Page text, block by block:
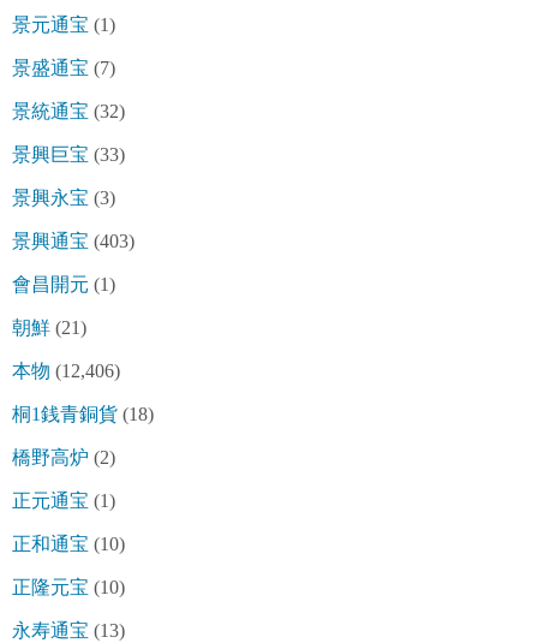
景元通宝 (1)
景盛通宝 (7)
景統通宝 (32)
景興巨宝 (33)
景興永宝 (3)
景興通宝 (403)
會昌開元 (1)
朝鮮 (21)
本物 (12,406)
桐1銭青銅貨 (18)
橋野高炉 (2)
正元通宝 (1)
正和通宝 (10)
正隆元宝 (10)
永寿通宝 (13)